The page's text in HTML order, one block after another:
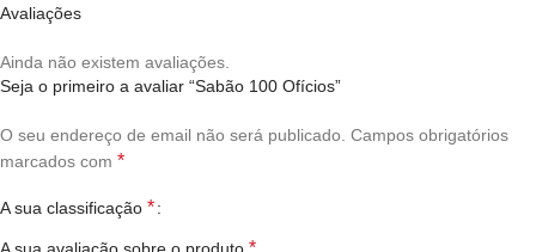
Avaliações
Ainda não existem avaliações.
Seja o primeiro a avaliar “Sabão 100 Ofícios”
O seu endereço de email não será publicado. Campos obrigatórios
marcados com *
A sua classificação *
A sua avaliação sobre o produto *